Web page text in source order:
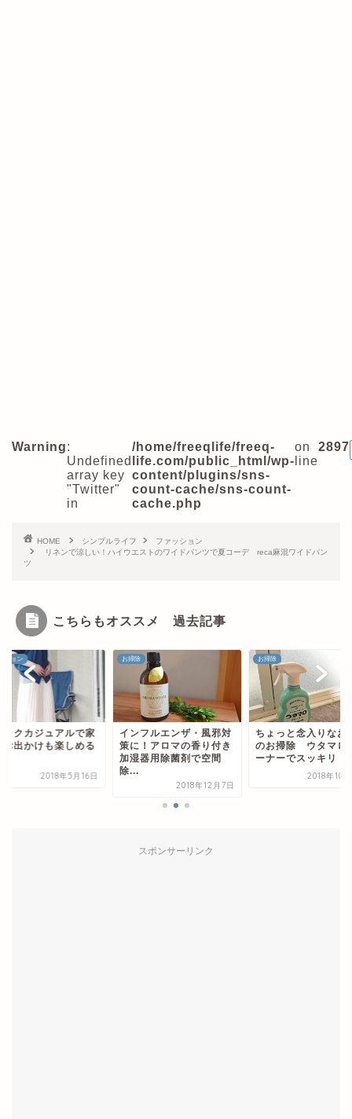
Warning:
Undefined
array key
"Twitter"
in
/home/freeqlife/freeq-
life.com/public_html/wp-
content/plugins/sns-
count-cache/sns-count-
cache.php
on
line
2897
HOME シンプルライフ
ファッション
リネンで涼しい！ハイウエストのワイドパンツで夏コーデ reca麻混ワイドパン
ツ
こちらもオススメ 過去記事
ション
ラクカジュアルで家
お出かけも楽しめる
2018年5月16日
お掃除
インフルエンザ・風邪対
策に！アロマの香り付き
加湿器用除菌剤で空間
除...
2018年12月7日
お掃除
ちょっと念入りなお
のお掃除 ウタマロ
ーナーでスッキリ
2018年10
スポンサーリンク